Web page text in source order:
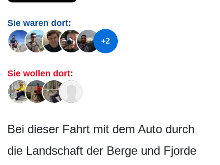
Sie waren dort:
+2
Sie wollen dort:
Bei dieser Fahrt mit dem Auto durch
die Landschaft der Berge und Fjorde